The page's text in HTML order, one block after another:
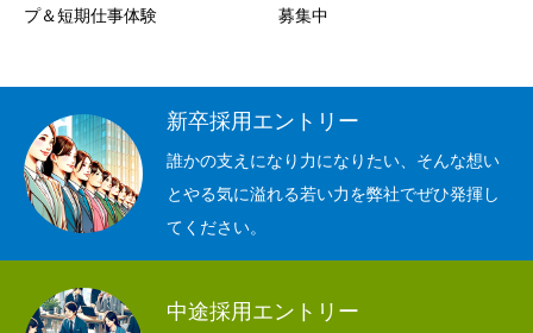
＆短期仕事体験
募集中
新卒採用エントリー
誰かの支えになり力になりたい、そんな想い
とやる気に溢れる若い力を弊社でぜひ発揮し
てください。
中途採用エントリー